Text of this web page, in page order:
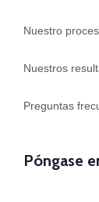
Nuestro
Nuestros
Preguntas
Póngase